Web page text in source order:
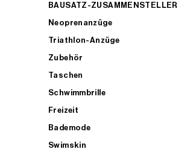
BAUSATZ-ZUSAMMENSTELLER
Neoprenanzüge
Triathlon-Anzüge
Zubehör
Taschen
Schwimmbrille
Freizeit
Bademode
Swimskin